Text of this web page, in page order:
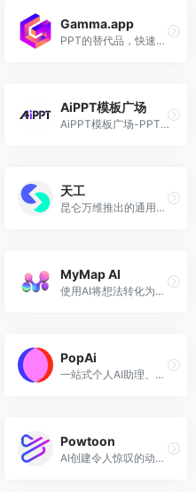
Gamma.app
PPT的替代品，快速创建漂亮的演示文稿
AiPPT模板广场
AiPPT模板广场-PPT模板-word文档模板-excel表格模板
天工
昆仑万维推出的通用AI智能体平台，原天工AI
MyMap AI
使用AI将想法转化为图表
PopAi
一站式个人AI助理、个人工作站，集成AI聊天、文档阅读、文案写作、内容创作等工作需求。
Powtoon
AI创建令人惊叹的动画短片及简报